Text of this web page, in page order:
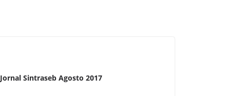
Jornal Sintraseb Agosto 2017